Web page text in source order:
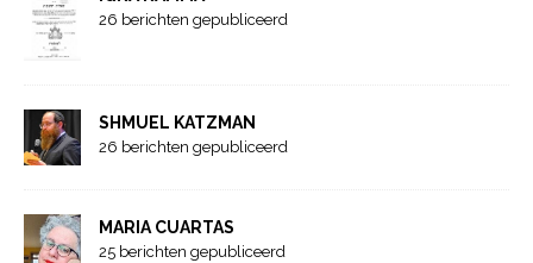
26 berichten gepubliceerd
SHMUEL KATZMAN
26 berichten gepubliceerd
MARIA CUARTAS
25 berichten gepubliceerd